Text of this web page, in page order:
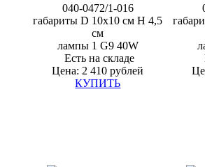
040-0472/1-016
габариты D 10x10 см H 4,5
см
лампы 1 G9 40W
Есть на складе
Цена: 2 410 рублей
КУПИТЬ